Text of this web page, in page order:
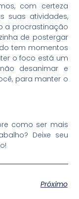
com certeza
suas atividades,
a procrastinação
de postergar
tem momentos
o foco está um
desanimar e
para manter o
como ser mais
Deixe seu
Próximo